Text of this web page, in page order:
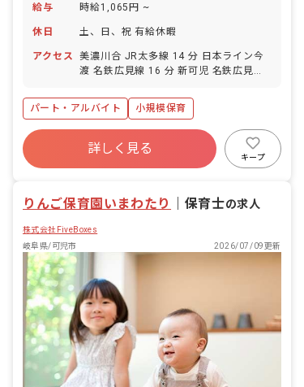
給与 時給1,065円 ~
休日 土、日、祝 有給休暇
アクセス
美濃川合 JR太多線 14 分 日本ライン今
渡 名鉄広見線 16 分 新可児 名鉄広見線
パート・アルバイト
小規模保育
詳しく見る
キープ
りんご保育園いまわたり 保育士の求人
株式会社FiveBoxes
岐阜県/可児市
2026/07/09更新